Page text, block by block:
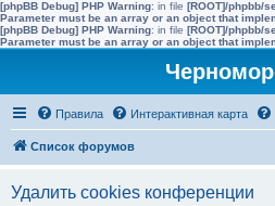
[phpBB Debug] PHP Warning: in file [ROOT]/phpbb/
Parameter must be an array or an object that
[phpBB Debug] PHP Warning: in file [ROOT]/phpbb/
Parameter must be an array or an object that
Правила Интерактивная карта
Список форумов
Удалить cookies конференции